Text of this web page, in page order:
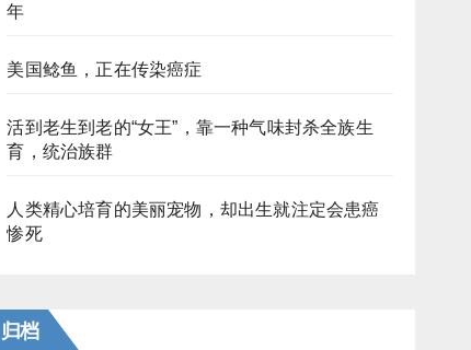
年
美国鲶鱼，正在传染癌症
活到老生到老的“女王”，靠一种气味封杀全族生
育，统治族群
人类精心培育的美丽宠物，却出生就注定会患癌
惨死
归档